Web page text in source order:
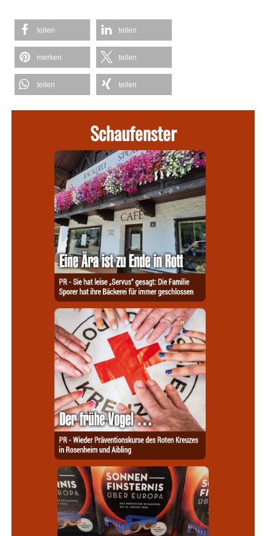
teilen teilen
merken teilen
teilen teilen
Schaufenster